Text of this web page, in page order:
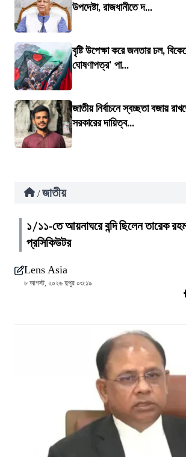
উপদেষ্টা, রাজধানীতে দ...
বৃষ্টি উপেক্ষা করে জনতার ঢল,
ঘোষণাপত্র' পা...
জাতীয় নির্বাচনে স্বচ্ছতা বজায়
সরকারের দায়িত্ব...
/ জাতীয়
১/১১-তে আয়নাঘরে বন্দি ছিলেন তারেক
প্রসিকিউটর
Lens Asia
৮ আগস্ট, ২০২৬ দুপুর ০৩:১৯